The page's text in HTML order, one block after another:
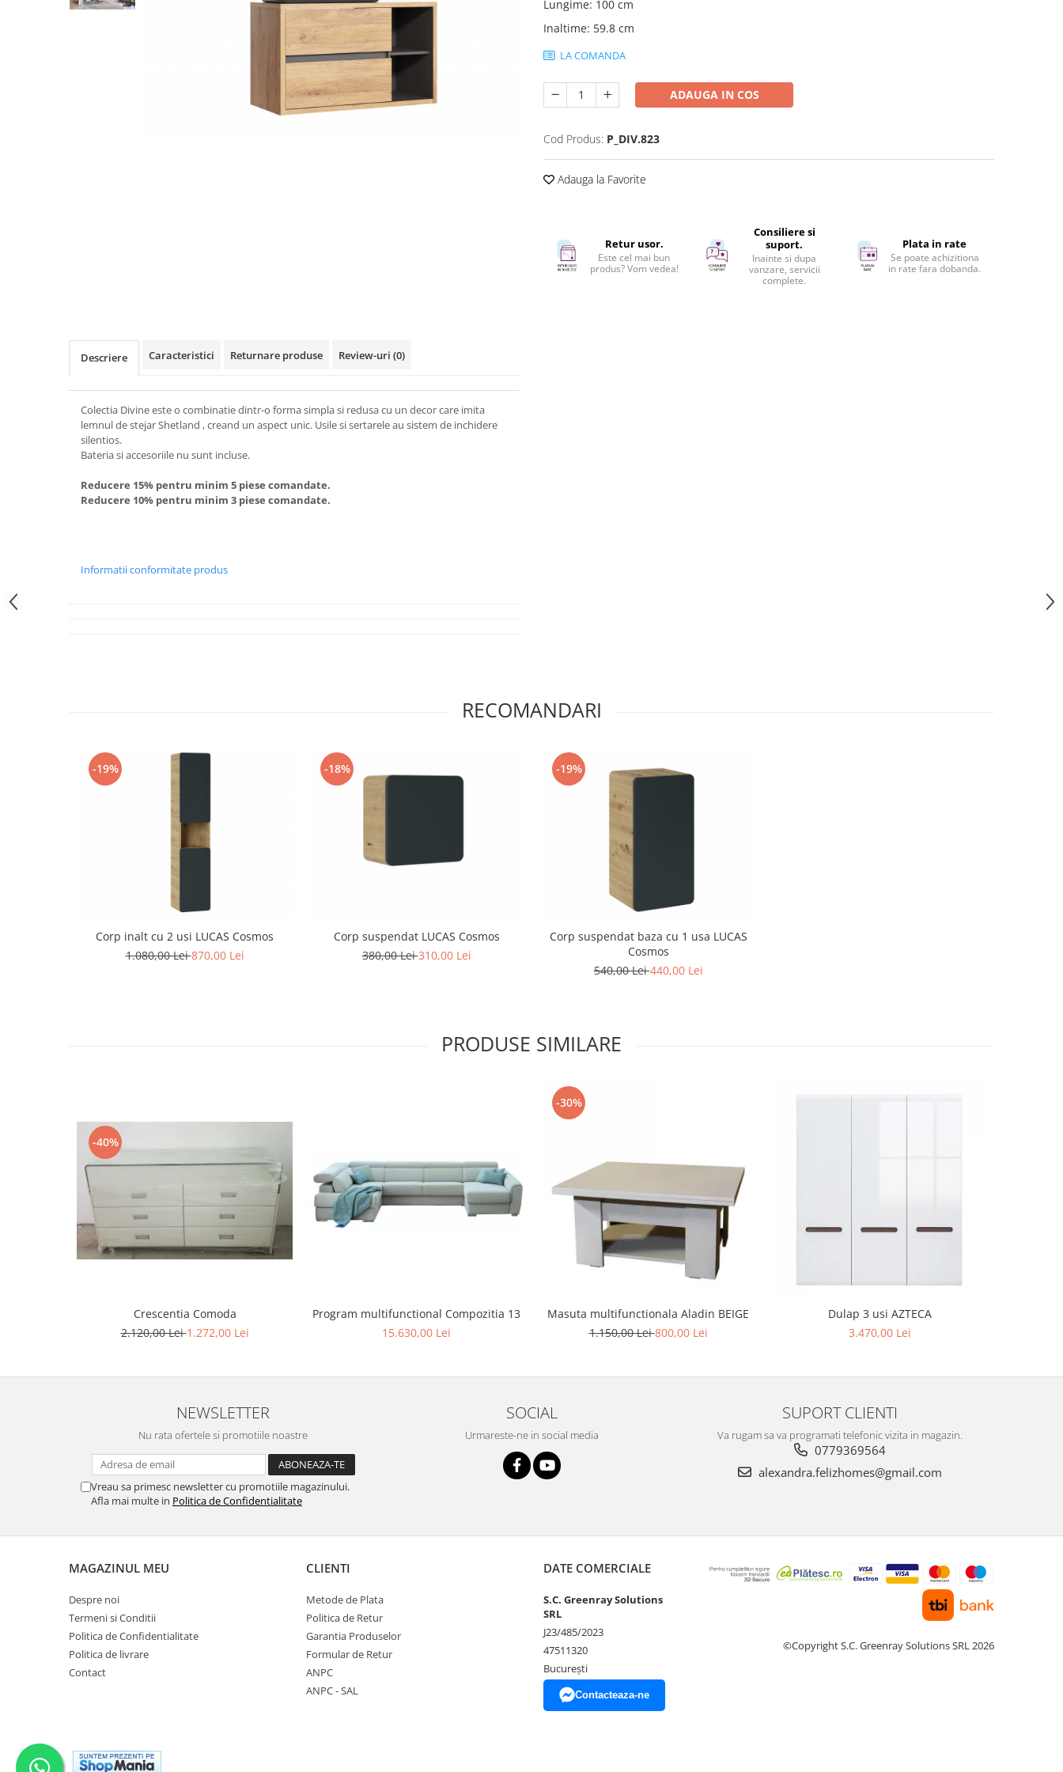
Lungime: 100 cm
Inaltime: 59.8 cm
LA COMANDA
ADAUGA IN COS
Cod Produs: P_DIV.823
Adauga la Favorite
Retur usor.
Este cel mai bun
produs? Vom vedea!
Consiliere si
suport.
Inainte si dupa
vanzare, servicii
complete.
Plata in rate
Se poate achizitiona
in rate fara dobanda.
Descriere Caracteristici Returnare produse Review-uri (0)
Colectia Divine este o combinatie dintr-o forma simpla si redusa cu un decor care imita
lemnul de stejar Shetland , creand un aspect unic. Usile si sertarele au sistem de inchidere
silentios.
Bateria si accesoriile nu sunt incluse.
Reducere 15% pentru minim 5 piese comandate.
Reducere 10% pentru minim 3 piese comandate.
Informatii conformitate produs
RECOMANDARI
-19%
Corp inalt cu 2 usi LUCAS Cosmos
1.080,00 Lei870,00 Lei
-18%
Corp suspendat LUCAS Cosmos
380,00 Lei310,00 Lei
-19%
Corp suspendat baza cu 1 usa LUCAS
Cosmos
540,00 Lei440,00 Lei
PRODUSE SIMILARE
-40%
Crescentia Comoda
2.120,00 Lei1.272,00 Lei
Program multifunctional Compozitia 13
15.630,00 Lei
-30%
Masuta multifunctionala Aladin BEIGE
1.150,00 Lei800,00 Lei
Dulap 3 usi AZTECA
3.470,00 Lei
NEWSLETTER
Nu rata ofertele si promotiile noastre
Vreau sa primesc newsletter cu promotiile magazinului.
Afla mai multe in Politica de Confidentialitate
SOCIAL
Urmareste-ne in social media
SUPORT CLIENTI
Va rugam sa va programati telefonic vizita in magazin.
0779369564
alexandra.felizhomes@gmail.com
MAGAZINUL MEU
Despre noi
Termeni si Conditii
Politica de Confidentialitate
Politica de livrare
Contact
CLIENTI
Metode de Plata
Politica de Retur
Garantia Produselor
Formular de Retur
ANPC
ANPC - SAL
DATE COMERCIALE
S.C. Greenray Solutions
SRL
J23/485/2023
47511320
București
Contacteaza-ne
©Copyright S.C. Greenray Solutions SRL 2026